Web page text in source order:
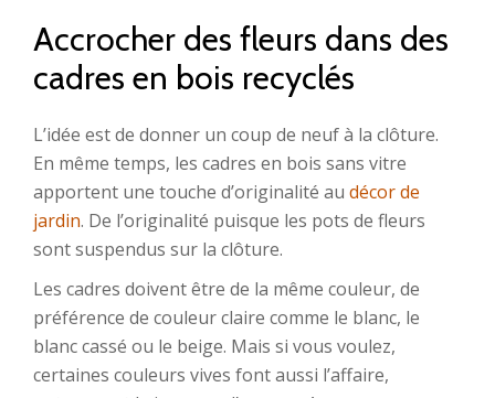
Accrocher des fleurs dans des
cadres en bois recyclés
L’idée est de donner un coup de neuf à la clôture.
En même temps, les cadres en bois sans vitre
apportent une touche d’originalité au décor de
jardin. De l’originalité puisque les pots de fleurs
sont suspendus sur la clôture.
Les cadres doivent être de la même couleur, de
préférence de couleur claire comme le blanc, le
blanc cassé ou le beige. Mais si vous voulez,
certaines couleurs vives font aussi l’affaire,